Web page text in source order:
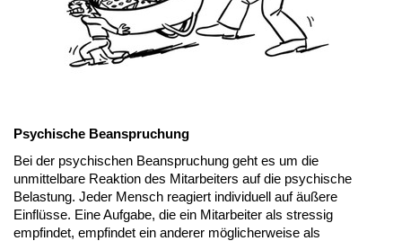
Psychische Beanspruchung
Bei der psychischen Beanspruchung geht es um die
unmittelbare Reaktion des Mitarbeiters auf die psychische
Belastung. Jeder Mensch reagiert individuell auf äußere
Einflüsse. Eine Aufgabe, die ein Mitarbeiter als stressig
empfindet, empfindet ein anderer möglicherweise als